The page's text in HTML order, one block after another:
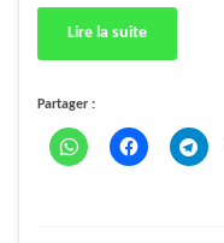
Lire la suite
Partager :